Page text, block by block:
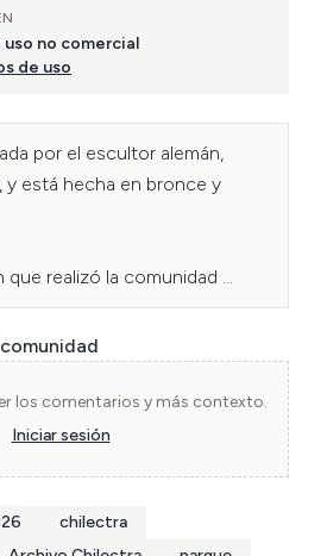
no comercial
de uso
por el escultor alemán,
y está hecha en bronce y
que realizó la comunidad
motivo de las
por el Centenario de Chile, en
siendo inaugurada el 13 de
es representada por una
que se encuentra un joven
los comentarios y más contexto.
Iniciar sesión
chilectra